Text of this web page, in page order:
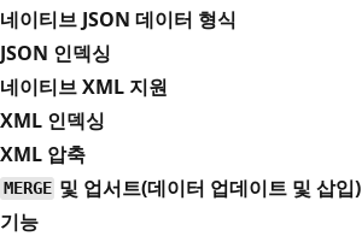
네이티브 JSON 데이터 형식
JSON 인덱싱
네이티브 XML 지원
XML 인덱싱
XML 압축
MERGE 및 업서트(데이터 업데이트 및 삽입)
기능